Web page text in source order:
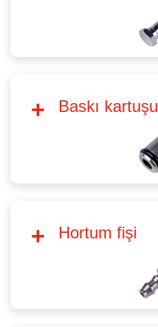
Baskı kartuşu
Hortum fişi